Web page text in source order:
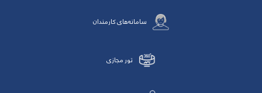
سامانه‌های کارمندان
تور مجازی